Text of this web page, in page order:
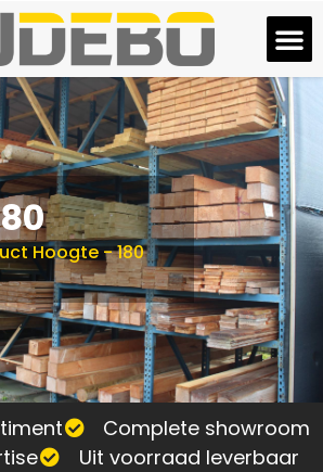
Hoogte-180
Complete showroom
Uit voorraad leverbaar